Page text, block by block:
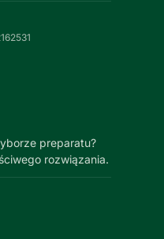
preparatu?
rozwiązania.